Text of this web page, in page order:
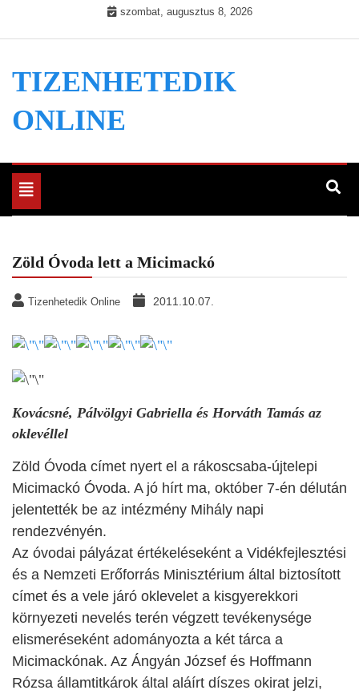
szombat, augusztus 8, 2026
TIZENHETEDIK
ONLINE
Toggle
navigation
Zöld Óvoda lett a Micimackó
Tizenhetedik Online 2011.10.07.
Kovácsné, Pálvölgyi Gabriella és Horváth Tamás az
oklevéllel
Zöld Óvoda címet nyert el a rákoscsaba-újtelepi
Micimackó Óvoda. A jó hírt ma, október 7-én délután
jelentették be az intézmény Mihály napi
rendezvényén.
Az óvodai pályázat értékeléseként a Vidékfejlesztési
és a Nemzeti Erőforrás Minisztérium által biztosított
címet és a vele járó oklevelet a kisgyerekkori
környezeti nevelés terén végzett tevékenysége
elismeréseként adományozta a két tárca a
Micimackónak. Az Ángyán József és Hoffmann
Rózsa államtitkárok által aláírt díszes okirat jelzi,